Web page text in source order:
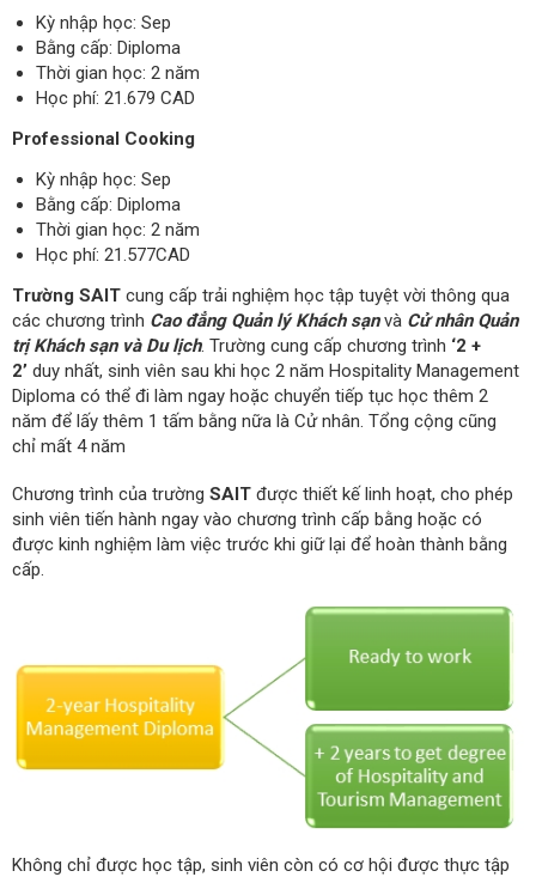
Kỳ nhập học: Sep
Bằng cấp: Diploma
Thời gian học: 2 năm
Học phí: 21.679 CAD
Professional Cooking
Kỳ nhập học: Sep
Bằng cấp: Diploma
Thời gian học: 2 năm
Học phí: 21.577CAD
Trường SAIT cung cấp trải nghiệm học tập tuyệt vời thông qua
các chương trình Cao đẳng Quản lý Khách sạnvà Cử nhân Quản
trị Khách sạn và Du lịch. Trường cung cấp chương trình ‘2 +
2’ duy nhất, sinh viên sau khi học 2 năm Hospitality Management
Diploma có thể đi làm ngay hoặc chuyển tiếp tục học thêm 2
năm để lấy thêm 1 tấm bằng nữa là Cử nhân. Tổng cộng cũng
chỉ mất 4 năm
Chương trình của trường SAIT được thiết kế linh hoạt, cho phép
sinh viên tiến hành ngay vào chương trình cấp bằng hoặc có
được kinh nghiệm làm việc trước khi giữ lại để hoàn thành bằng
cấp.
Không chỉ được học tập, sinh viên còn có cơ hội được thực tập